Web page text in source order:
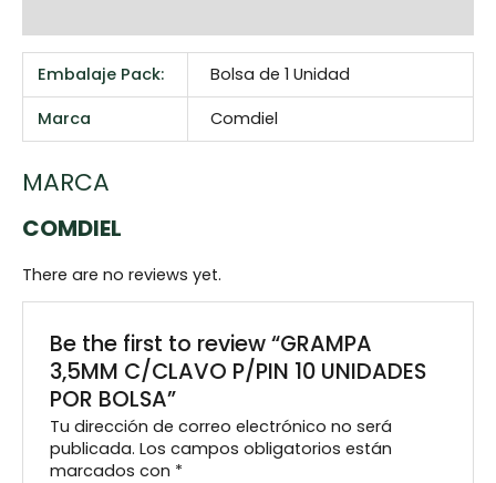
Embalaje Pack:
Bolsa de 1 Unidad
Marca
Comdiel
MARCA
COMDIEL
There are no reviews yet.
Be the first to review “GRAMPA
3,5MM C/CLAVO P/PIN 10 UNIDADES
POR BOLSA”
Tu dirección de correo electrónico no será
publicada. Los campos obligatorios están
marcados con *